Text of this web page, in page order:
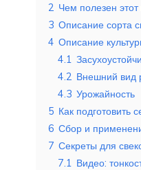
2 Чем полезен
3 Описание сорта
4 Описание
4.1
4.2 Внешний вид
4.3 Урожайность
5 Как подготовить
6 Сбор и
7 Секреты для
7.1 Видео: